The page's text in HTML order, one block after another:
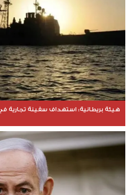
هيئة بريطانية: استهداف سفينة تجارية